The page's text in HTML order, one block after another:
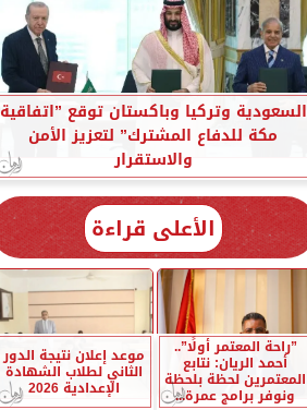
السعودية وتركيا وباكستان توقع ”اتفاقية
مكة للدفاع المشترك” لتعزيز الأمن
والاستقرار
الأعلى قراءة
”راحة المعتمر أولًا”..
أحمد الريان: نتابع
المعتمرين لحظة بلحظة
ونوفر برامج عمرة...
موعد إعلان نتيجة الدور
الثاني لطلاب الشهادة
الإعدادية 2026